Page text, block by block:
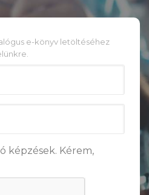
e-könyv letöltéséhez
képzések. Kérem,